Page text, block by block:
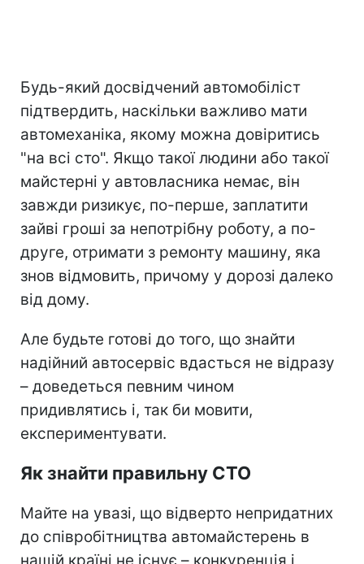
Будь-який досвідчений автомобіліст
підтвердить, наскільки важливо мати
автомеханіка, якому можна довіритись
"на всі сто". Якщо такої людини або такої
майстерні у автовласника немає, він
завжди ризикує, по-перше, заплатити
зайві гроші за непотрібну роботу, а по-
друге, отримати з ремонту машину, яка
знов відмовить, причому у дорозі далеко
від дому.
Але будьте готові до того, що знайти
надійний автосервіс вдасться не відразу
– доведеться певним чином
придивлятись і, так би мовити,
експериментувати.
Як знайти правильну СТО
Майте на увазі, що відверто непридатних
до співробітництва автомайстерень в
нашій країні не існує – конкуренція і